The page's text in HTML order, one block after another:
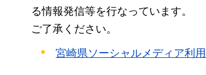
る情報発信等を行なっています。
ご了承ください。
宮崎県ソーシャルメディア利